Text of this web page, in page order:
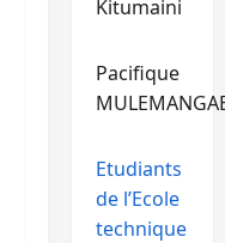
Kitumaini
Pacifique
Etudiants
de l’Ecole
technique